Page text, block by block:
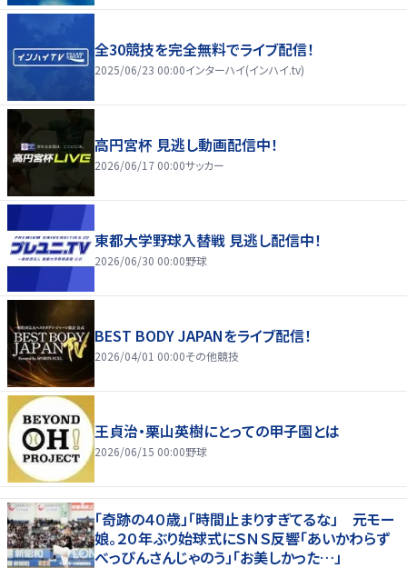
全30競技を完全無料でライブ配信！
2025/06/23 00:00インターハイ(インハイ.tv)
高円宮杯 見逃し動画配信中！
2026/06/17 00:00サッカー
東都大学野球入替戦 見逃し配信中！
2026/06/30 00:00野球
BEST BODY JAPANをライブ配信！
2026/04/01 00:00その他競技
王貞治・栗山英樹にとっての甲子園とは
2026/06/15 00:00野球
「奇跡の４０歳」「時間止まりすぎてるな」 元モー
娘。２０年ぶり始球式にＳＮＳ反響「あいかわらず
べっぴんさんじゃのう」「お美しかった…」